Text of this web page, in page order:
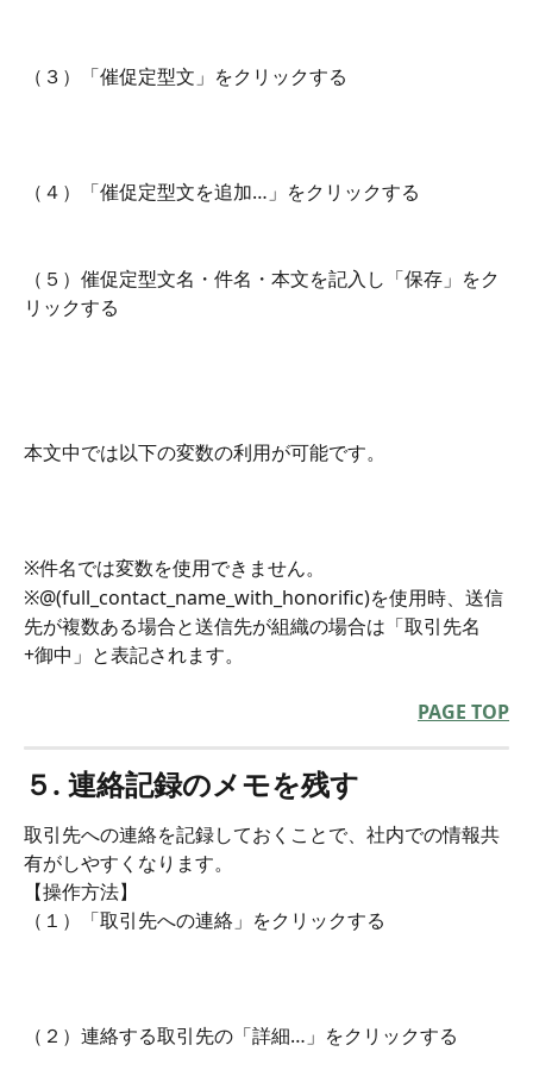
（３）「催促定型文」をクリックする
（４）「催促定型文を追加…」をクリックする
（５）催促定型文名・件名・本文を記入し「保存」をク
リックする
本文中では以下の変数の利用が可能です。
※件名では変数を使用できません。
※@(full_contact_name_with_honorific)を使用時、送信
先が複数ある場合と送信先が組織の場合は「取引先名
+御中」と表記されます。
PAGE TOP
５. 連絡記録のメモを残す
取引先への連絡を記録しておくことで、社内での情報共
有がしやすくなります。
【操作方法】
（１）「取引先への連絡」をクリックする
（２）連絡する取引先の「詳細…」をクリックする